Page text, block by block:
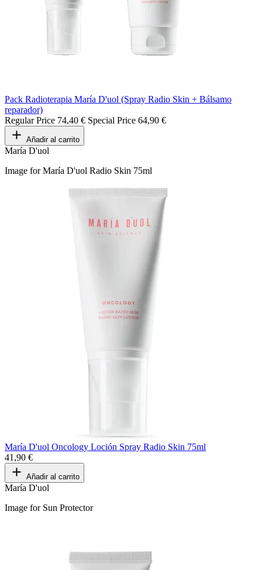
Pack Radioterapia María D'uol (Spray Radio Skin + Bálsamo
reparador)
Regular Price 74,40 € Special Price 64,90 €
Añadir al carrito
María D'uol
Image for María D'uol Radio Skin 75ml
María D'uol Oncology Loción Spray Radio Skin 75ml
41,90 €
Añadir al carrito
María D'uol
Image for Sun Protector